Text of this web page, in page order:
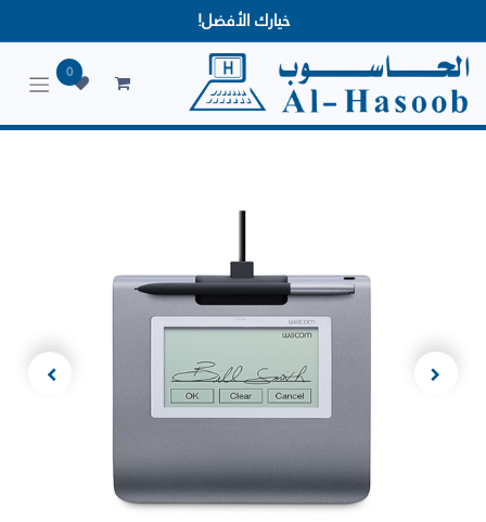
خيارك الأفضل!
0